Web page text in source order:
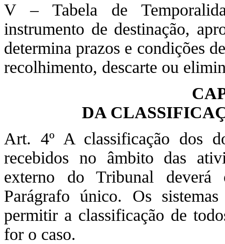
V – Tabela de
instrumento de destinação,
determina prazos e condições
recolhimento, descarte ou
DA
Art. 4º A classificação dos
recebidos no âmbito das
externo do Tribunal deverá
Parágrafo único. Os
permitir a classificação de
for o caso.